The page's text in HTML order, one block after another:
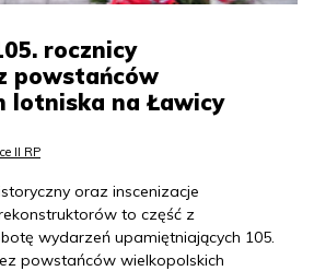
rocznicy
powstańców
lotniska na Ławicy
II RP
oraz inscenizacje
to część z
wydarzeń upamiętniających 105.
powstańców wielkopolskich